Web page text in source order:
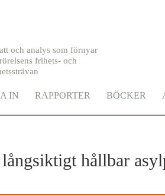
och analys som förnyar
frihets- och
IN RAPPORTER BÖCKER
hållbar